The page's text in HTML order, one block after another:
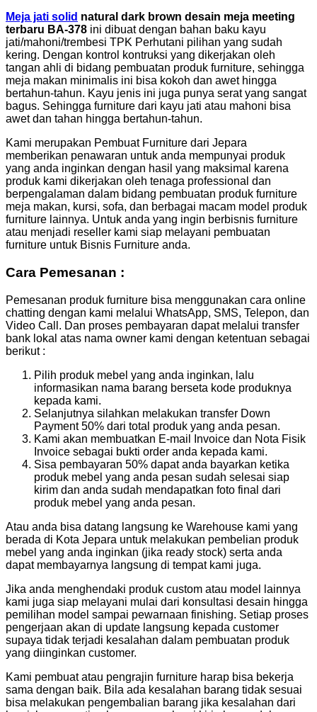
Meja jati solid natural dark brown desain meja meeting
terbaru BA-378 ini dibuat dengan bahan baku kayu
jati/mahoni/trembesi TPK Perhutani pilihan yang sudah
kering. Dengan kontrol kontruksi yang dikerjakan oleh
tangan ahli di bidang pembuatan produk furniture, sehingga
meja makan minimalis ini bisa kokoh dan awet hingga
bertahun-tahun. Kayu jenis ini juga punya serat yang sangat
bagus. Sehingga furniture dari kayu jati atau mahoni bisa
awet dan tahan hingga bertahun-tahun.
Kami merupakan Pembuat Furniture dari Jepara
memberikan penawaran untuk anda mempunyai produk
yang anda inginkan dengan hasil yang maksimal karena
produk kami dikerjakan oleh tenaga professional dan
berpengalaman dalam bidang pembuatan produk furniture
meja makan, kursi, sofa, dan berbagai macam model produk
furniture lainnya. Untuk anda yang ingin berbisnis furniture
atau menjadi reseller kami siap melayani pembuatan
furniture untuk Bisnis Furniture anda.
Cara Pemesanan :
Pemesanan produk furniture bisa menggunakan cara online
chatting dengan kami melalui WhatsApp, SMS, Telepon, dan
Video Call. Dan proses pembayaran dapat melalui transfer
bank lokal atas nama owner kami dengan ketentuan sebagai
berikut :
Pilih produk mebel yang anda inginkan, lalu
informasikan nama barang berseta kode produknya
kepada kami.
Selanjutnya silahkan melakukan transfer Down
Payment 50% dari total produk yang anda pesan.
Kami akan membuatkan E-mail Invoice dan Nota Fisik
Invoice sebagai bukti order anda kepada kami.
Sisa pembayaran 50% dapat anda bayarkan ketika
produk mebel yang anda pesan sudah selesai siap
kirim dan anda sudah mendapatkan foto final dari
produk mebel yang anda pesan.
Atau anda bisa datang langsung ke Warehouse kami yang
berada di Kota Jepara untuk melakukan pembelian produk
mebel yang anda inginkan (jika ready stock) serta anda
dapat membayarnya langsung di tempat kami juga.
Jika anda menghendaki produk custom atau model lainnya
kami juga siap melayani mulai dari konsultasi desain hingga
pemilihan model sampai pewarnaan finishing. Setiap proses
pengerjaan akan di update langsung kepada customer
supaya tidak terjadi kesalahan dalam pembuatan produk
yang diinginkan customer.
Kami pembuat atau pengrajin furniture harap bisa bekerja
sama dengan baik. Bila ada kesalahan barang tidak sesuai
bisa melakukan pengembalian barang jika kesalahan dari